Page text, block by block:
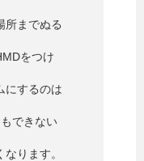
所までぬる
をつけ
にするのは
できない
ります。